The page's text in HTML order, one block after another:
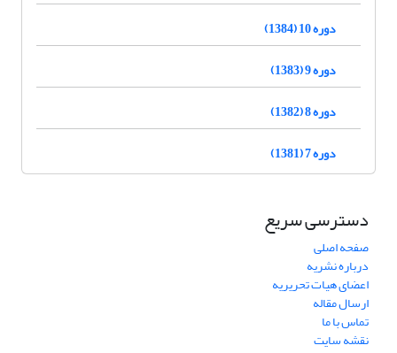
دوره 10 (1384)
دوره 9 (1383)
دوره 8 (1382)
دوره 7 (1381)
دسترسی سریع
صفحه اصلی
درباره نشریه
اعضای هیات تحریریه
ارسال مقاله
تماس با ما
نقشه سایت